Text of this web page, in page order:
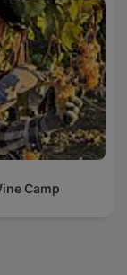
Camp